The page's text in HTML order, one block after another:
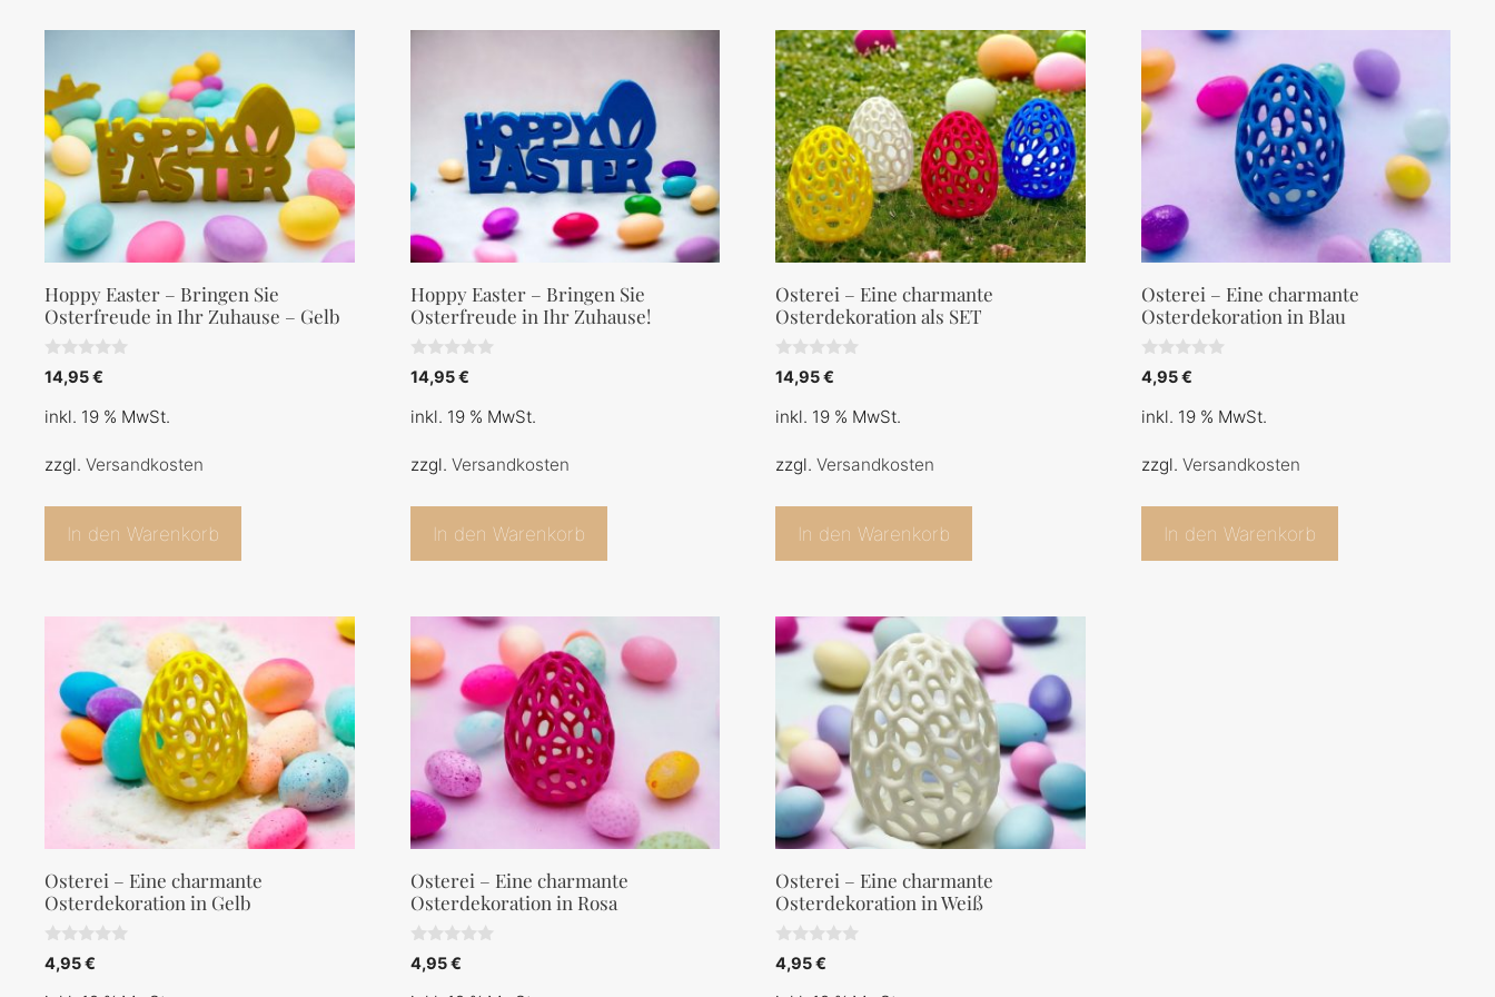
Hoppy Easter – Bringen Sie
Osterfreude in Ihr Zuhause – Gelb
0
v
n
14,95€
inkl. 19 % MwSt.
zzgl. Versandkosten
In den Warenkorb
Hoppy Easter – Bringen Sie
Osterfreude in Ihr Zuhause!
0
v
n
14,95€
inkl. 19 % MwSt.
zzgl. Versandkosten
In den Warenkorb
Osterei – Eine charmante
Osterdekoration als SET
0
v
n
14,95€
inkl. 19 % MwSt.
zzgl. Versandkosten
In den Warenkorb
Osterei – Eine charmante
Osterdekoration in Blau
0
v
n
4,95€
inkl. 19 % MwSt.
zzgl. Versandkosten
In den Warenkorb
Osterei – Eine charmante
Osterdekoration in Gelb
0
v
4,95€
Osterei – Eine charmante
Osterdekoration in Rosa
0
v
4,95€
Osterei – Eine charmante
Osterdekoration in Weiß
0
v
4,95€